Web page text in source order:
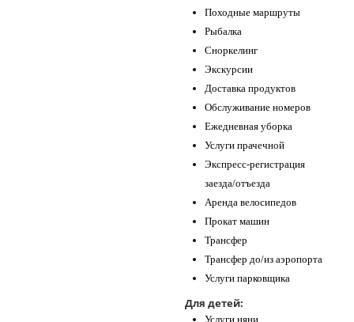
Походные маршруты
Рыбалка
Сноркелинг
Экскурсии
Доставка продуктов
Обслуживание номеров
Ежедневная уборка
Услуги прачечной
Экспресс-регистрация
заезда/отъезда
Аренда велосипедов
Прокат машин
Трансфер
Трансфер до/из аэропорта
Услуги парковщика
Для детей:
Услуги няни